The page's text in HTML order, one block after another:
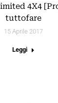
4X4
tuttofare
15 Aprile 2017
Leggi